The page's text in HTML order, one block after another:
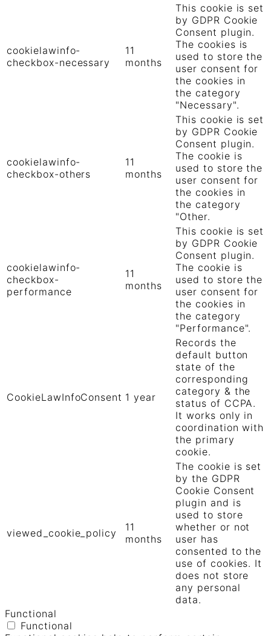
cookielawinfo-
checkbox-necessary
11
months
This cookie is set
by GDPR Cookie
Consent plugin.
The cookies is
used to store the
user consent for
the cookies in
the category
"Necessary".
cookielawinfo-
checkbox-others
11
months
This cookie is set
by GDPR Cookie
Consent plugin.
The cookie is
used to store the
user consent for
the cookies in
the category
"Other.
cookielawinfo-
checkbox-
performance
11
months
This cookie is set
by GDPR Cookie
Consent plugin.
The cookie is
used to store the
user consent for
the cookies in
the category
"Performance".
CookieLawInfoConsent 1 year
Records the
default button
state of the
corresponding
category & the
status of CCPA.
It works only in
coordination with
the primary
cookie.
viewed_cookie_policy
11
months
The cookie is set
by the GDPR
Cookie Consent
plugin and is
used to store
whether or not
user has
consented to the
use of cookies. It
does not store
any personal
data.
Functional
Functional